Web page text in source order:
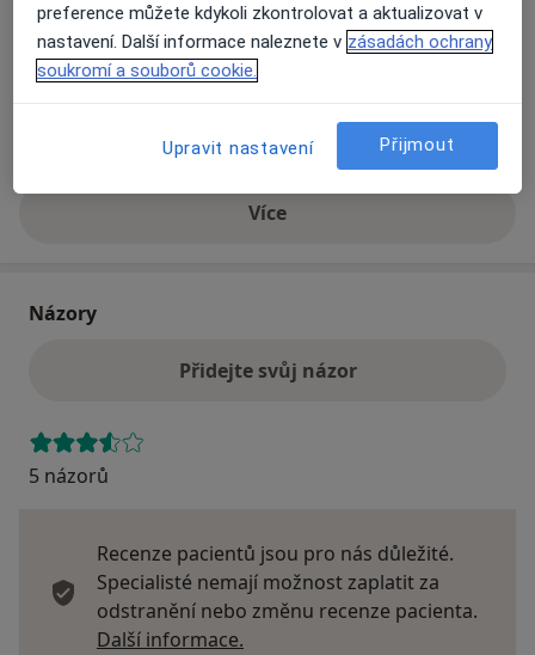
Co mám v takové situaci udělat?
Způsoby platby (soukromé návštěvy)
Na teto adrese lékař přijímá pacienty na pojišťovnu
Víceo adrese
Názory
Přidejte svůj názor
5 názorů
Recenze pacientů jsou pro nás důležité.
Specialisté nemají možnost zaplatit za
odstranění nebo změnu recenze pacienta.
Další informace.
preference můžete kdykoli zkontrolovat a aktualizovat v
nastavení. Další informace naleznete v zásadách ochrany
soukromí a souborů cookie.
Upravit nastavení Přijmout